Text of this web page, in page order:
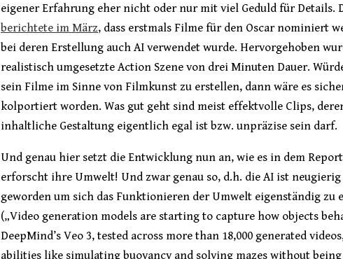
eigener Erfahrung eher nicht oder nur mit viel Geduld für Details.
berichtete im März, dass erstmals Filme für den Oscar nominiert
bei deren Erstellung auch AI verwendet wurde. Hervorgehoben
realistisch umgesetzte Action Szene von drei Minuten Dauer.
sein Filme im Sinne von Filmkunst zu erstellen, dann wäre es
kolportiert worden. Was gut geht sind meist effektvolle Clips,
inhaltliche Gestaltung eigentlich egal ist bzw. unpräzise sein darf.
Und genau hier setzt die Entwicklung nun an, wie es in dem
erforscht ihre Umwelt! Und zwar genau so, d.h. die AI ist neugierig
geworden um sich das Funktionieren der Umwelt eigenständig zu
(„Video generation models are starting to capture how objects
DeepMind’s Veo 3, tested across more than 18,000 generated
abilities like simulating buoyancy and solving mazes without